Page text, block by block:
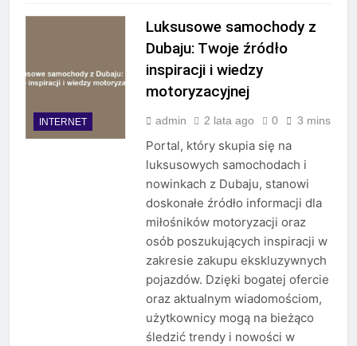
INTERNET
Luksusowe samochody z
Dubaju: Twoje źródło
inspiracji i wiedzy
motoryzacyjnej
admin 2 lata ago 0 3 mins
Portal, który skupia się na
luksusowych samochodach i
nowinkach z Dubaju, stanowi
doskonałe źródło informacji dla
miłośników motoryzacji oraz
osób poszukujących inspiracji w
zakresie zakupu ekskluzywnych
pojazdów. Dzięki bogatej ofercie
oraz aktualnym wiadomościom,
użytkownicy mogą na bieżąco
śledzić trendy i nowości w